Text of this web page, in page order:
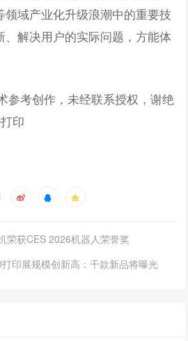
域产业化升级浪潮中的重要技
解决用户的实际问题，方能体
参考创作，未经联系授权，谢绝
印
荣获CES 2026机器人荣誉奖
印展规模创新高：千款新品将曝光